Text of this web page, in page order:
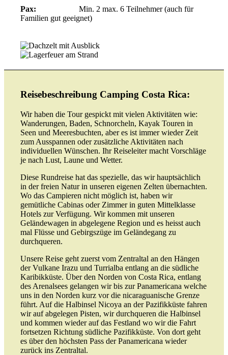
Pax: Min. 2 max. 6 Teilnehmer (auch für
Familien gut geeignet)
Reisebeschreibung Camping Costa Rica:
Wir haben die Tour gespickt mit vielen Aktivitäten wie:
Wanderungen, Baden, Schnorcheln, Kayak Touren in
Seen und Meeresbuchten, aber es ist immer wieder Zeit
zum Ausspannen oder zusätzliche Aktivitäten nach
individuellen Wünschen. Ihr Reiseleiter macht Vorschläge
je nach Lust, Laune und Wetter.
Diese Rundreise hat das spezielle, das wir hauptsächlich
in der freien Natur in unseren eigenen Zelten übernachten.
Wo das Campieren nicht möglich ist, haben wir
gemütliche Cabinas oder Zimmer in guten Mittelklasse
Hotels zur Verfügung. Wir kommen mit unseren
Geländewagen in abgelegene Region und es heisst auch
mal Flüsse und Gebirgszüge im Geländegang zu
durchqueren.
Unsere Reise geht zuerst vom Zentraltal an den Hängen
der Vulkane Irazu und Turrialba entlang an die südliche
Karibikküste. Über den Norden von Costa Rica, entlang
des Arenalsees gelangen wir bis zur Panamericana welche
uns in den Norden kurz vor die nicaraguanische Grenze
führt. Auf die Halbinsel Nicoya an der Pazifikküste fahren
wir auf abgelegen Pisten, wir durchqueren die Halbinsel
und kommen wieder auf das Festland wo wir die Fahrt
fortsetzen Richtung südliche Pazifikküste. Von dort geht
es über den höchsten Pass der Panamericana wieder
zurück ins Zentraltal.